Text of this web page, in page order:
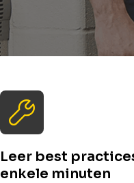
Leer best
enkele minuten